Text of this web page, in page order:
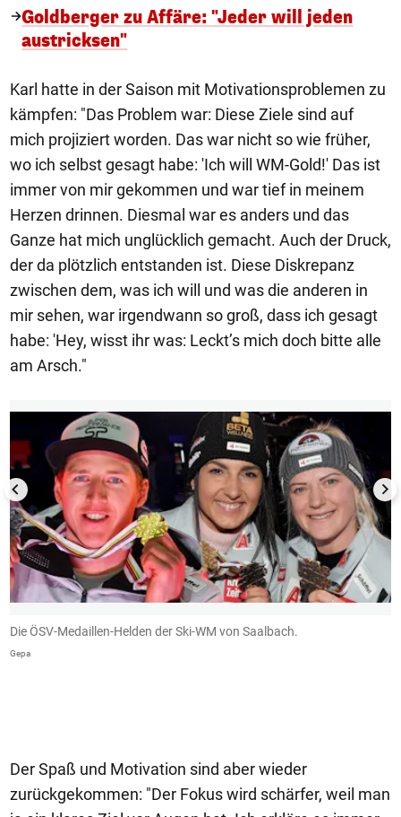
Goldberger zu Affäre: "Jeder will jeden
austricksen"
Karl hatte in der Saison mit Motivationsproblemen zu
kämpfen: "Das Problem war: Diese Ziele sind auf
mich projiziert worden. Das war nicht so wie früher,
wo ich selbst gesagt habe: 'Ich will WM-Gold!' Das ist
immer von mir gekommen und war tief in meinem
Herzen drinnen. Diesmal war es anders und das
Ganze hat mich unglücklich gemacht. Auch der Druck,
der da plötzlich entstanden ist. Diese Diskrepanz
zwischen dem, was ich will und was die anderen in
mir sehen, war irgendwann so groß, dass ich gesagt
habe: 'Hey, wisst ihr was: Leckt’s mich doch bitte alle
am Arsch."
1/7
Die ÖSV-Medaillen-Helden der Ski-WM von Saalbach.
Gepa
Der Spaß und Motivation sind aber wieder
zurückgekommen: "Der Fokus wird schärfer, weil man